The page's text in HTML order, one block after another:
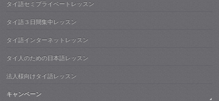
タイ語セミプライベートレッスン
タイ語３日間集中レッスン
タイ語インターネットレッスン
タイ人のための日本語レッスン
法人様向けタイ語レッスン
キャンペーン